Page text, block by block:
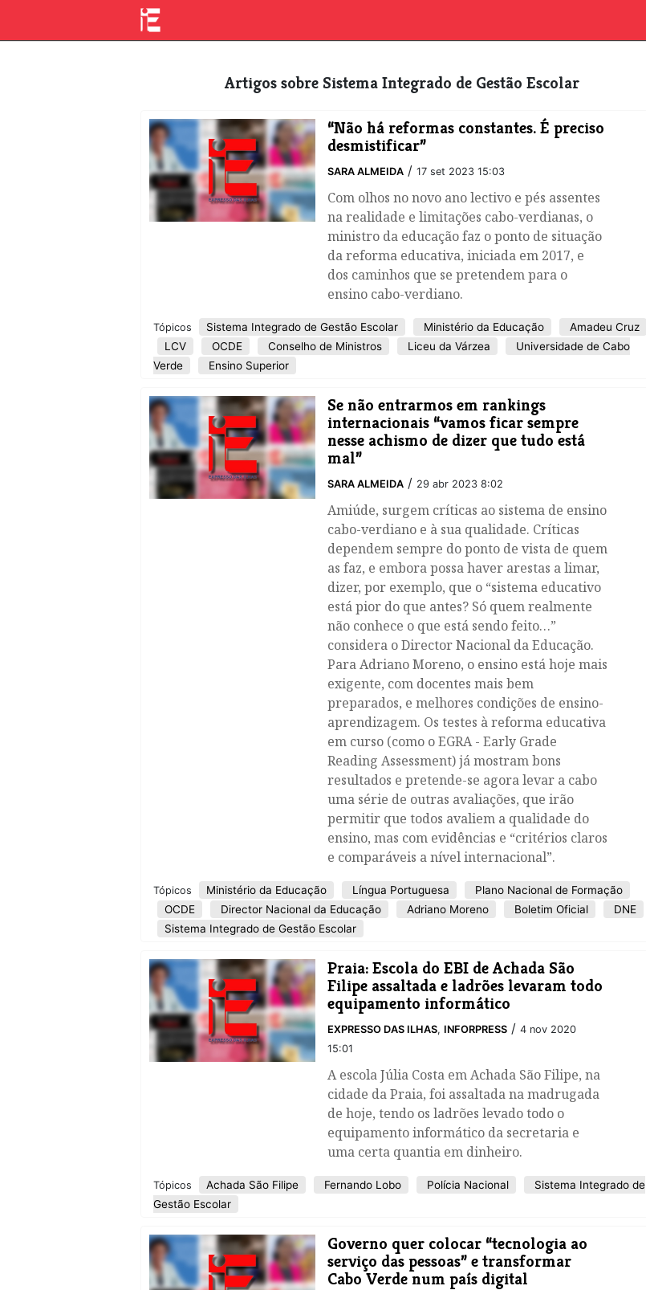
Artigos sobre Sistema Integrado de Gestão Escolar
“Não há reformas constantes. É preciso
desmistificar”
SARA ALMEIDA / 17 set 2023 15:03
Com olhos no novo ano lectivo e pés assentes
na realidade e limitações cabo-verdianas, o
ministro da educação faz o ponto de situação
da reforma educativa, iniciada em 2017, e
dos caminhos que se pretendem para o
ensino cabo-verdiano.
Tópicos Sistema Integrado de Gestão Escolar Ministério da Educação
Amadeu Cruz
LCV
OCDE Conselho de Ministros Liceu da Várzea
Universidade de Cabo
Verde
Ensino Superior
Se não entrarmos em rankings
internacionais “vamos ficar sempre
nesse achismo de dizer que tudo está
mal”
SARA ALMEIDA / 29 abr 2023 8:02
Amiúde, surgem críticas ao sistema de ensino
cabo-verdiano e à sua qualidade. Críticas
dependem sempre do ponto de vista de quem
as faz, e embora possa haver arestas a limar,
dizer, por exemplo, que o “sistema educativo
está pior do que antes? Só quem realmente
não conhece o que está sendo feito…”
considera o Director Nacional da Educação.
Para Adriano Moreno, o ensino está hoje mais
exigente, com docentes mais bem
preparados, e melhores condições de ensino-
aprendizagem. Os testes à reforma educativa
em curso (como o EGRA - Early Grade
Reading Assessment) já mostram bons
resultados e pretende-se agora levar a cabo
uma série de outras avaliações, que irão
permitir que todos avaliem a qualidade do
ensino, mas com evidências e “critérios claros
e comparáveis a nível internacional”.
Tópicos Ministério da Educação Língua Portuguesa
Plano Nacional de Formação
OCDE
Director Nacional da Educação Adriano Moreno Boletim Oficial
DNE
Sistema Integrado de Gestão Escolar
Praia: Escola do EBI de Achada São
Filipe assaltada e ladrões levaram todo
equipamento informático
EXPRESSO DAS ILHAS, INFORPRESS / 4 nov 2020
15:01
A escola Júlia Costa em Achada São Filipe, na
cidade da Praia, foi assaltada na madrugada
de hoje, tendo os ladrões levado todo o
equipamento informático da secretaria e
uma certa quantia em dinheiro.
Tópicos Achada São Filipe Fernando Lobo Polícia Nacional
Sistema Integrado de
Gestão Escolar
Governo quer colocar “tecnologia ao
serviço das pessoas” e transformar
Cabo Verde num país digital